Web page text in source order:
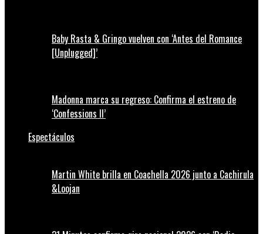
Baby Rasta & Gringo vuelven con ‘Antes del Romance
[Unplugged]’
Madonna marca su regreso: Confirma el estreno de
‘Confessions II’
Espectáculos
Martin White brilla en Coachella 2026 junto a Cachirula
&Loojan